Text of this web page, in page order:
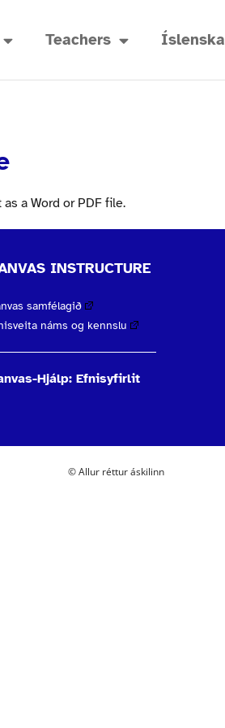
Teachers Íslenska
a Word or PDF file.
INSTRUCTURE
samfélagið
náms og kennslu
Hjálp: Efnisyfirlit
© Allur réttur áskilinn